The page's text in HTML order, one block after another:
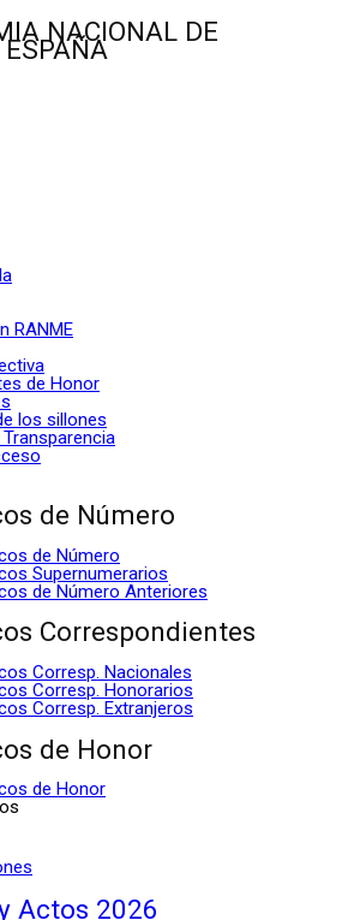
NACIONAL DE
RANME
de Honor
los sillones
de Número
de Número
Supernumerarios
de Número Anteriores
Correspondientes
Corresp. Nacionales
Corresp. Honorarios
Corresp. Extranjeros
de Honor
de Honor
Actos 2026